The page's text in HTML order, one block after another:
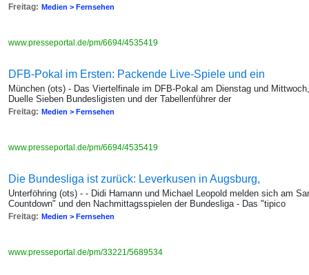
Freitag: Medien > Fernsehen
www.presseportal.de/pm/6694/4535419
DFB-Pokal im Ersten: Packende Live-Spiele und ein
München (ots) - Das Viertelfinale im DFB-Pokal am Dienstag und
Duelle Sieben Bundesligisten und der Tabellenführer der
Freitag: Medien > Fernsehen
www.presseportal.de/pm/6694/4535419
Die Bundesliga ist zurück: Leverkusen in Augsburg,
Unterföhring (ots) - - Didi Hamann und Michael Leopold melden sich am
Countdown" und den Nachmittagsspielen der Bundesliga - Das "tipico
Freitag: Medien > Fernsehen
www.presseportal.de/pm/33221/5689534